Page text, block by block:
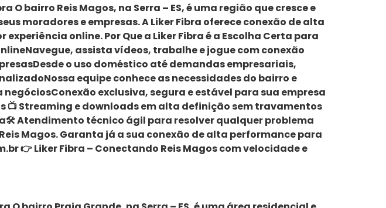
O bairro Reis Magos, na Serra – ES, é uma região que cresce e
moradores e empresas. A Liker Fibra oferece conexão de alta
online. Por Que a Liker Fibra é a Escolha Certa para
assista vídeos, trabalhe e jogue com conexão
o uso doméstico até demandas empresariais,
equipe conhece as necessidades do bairro e
exclusiva, segura e estável para sua empresa
📺 Streaming e downloads em alta definição sem travamentos
Atendimento técnico ágil para resolver qualquer problema
Magos. Garanta já a sua conexão de alta performance para
👉 Liker Fibra – Conectando Reis Magos com velocidade e